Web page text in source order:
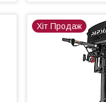
Хіт Продаж